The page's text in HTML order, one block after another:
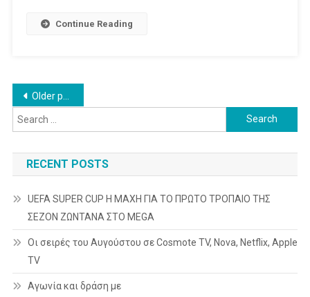
Continue Reading
Posts
navigation
Older posts
Search
for:
RECENT POSTS
UEFA SUPER CUP Η ΜΑΧΗ ΓΙΑ ΤΟ ΠΡΩΤΟ ΤΡΟΠΑΙΟ ΤΗΣ
ΣΕΖΟΝ ΖΩΝΤΑΝΑ ΣΤΟ MEGA
Οι σειρές του Αυγούστου σε Cosmote TV, Nova, Netflix, Apple
TV
Αγωνία και δράση με